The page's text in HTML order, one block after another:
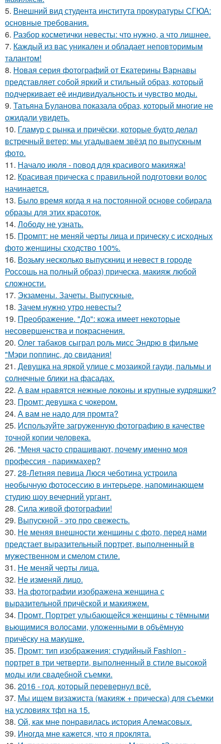
5. Внешний вид студента института прокуратуры СГЮА:
основные требования.
6. Разбор косметички невесты: что нужно, а что лишнее.
7. Каждый из вас уникален и обладает неповторимым
талантом!
8. Новая серия фотографий от Екатерины Варнавы
представляет собой яркий и стильный образ, который
подчеркивает её индивидуальность и чувство моды.
9. Татьяна Буланова показала образ, который многие не
ожидали увидеть.
10. Гламур с рынка и причёски, которые будто делал
встречный ветер: мы угадываем звёзд по выпускным
фото.
11. Начало июля - повод для красивого макияжа!
12. Красивая прическа с правильной подготовки волос
начинается.
13. Было время когда я на постоянной основе собирала
образы для этих красоток.
14. Лободу не узнать.
15. Промпт: не меняй черты лица и прическу с исходных
фото женщины сходство 100%.
16. Возьму несколько выпускниц и невест в городе
Россошь на полный образ) прическа, макияж любой
сложности.
17. Экзамены. Зачеты. Выпускные.
18. Зачем нужно утро невесты?
19. Преображение. "До": кожа имеет некоторые
несовершенства и покраснения.
20. Олег табаков сыграл роль мисс Эндрю в фильме
"Мэри поппинс, до свидания!
21. Девушка на яркой улице с мозаикой гауди, пальмы и
солнечные блики на фасадах.
22. А вам нравятся нежные локоны и крупные кудряшки?
23. Промт: девушка с чокером.
24. А вам не надо для промта?
25. Используйте загруженную фотографию в качестве
точной копии человека.
26. "Меня часто спрашивают, почему именно моя
профессия - парикмахер?
27. 28-Летняя певица Люся чеботина устроила
необычную фотосессию в интерьере, напоминающем
студию шоу вечерний ургант.
28. Сила живой фотографии!
29. Выпускной - это про свежесть.
30. Не меняя внешности женщины с фото, перед нами
предстает выразительный портрет, выполненный в
мужественном и смелом стиле.
31. Не меняй черты лица.
32. Не изменяй лицо.
33. На фотографии изображена женщина с
выразительной причёской и макияжем.
34. Промт. Портрет улыбающейся женщины с тёмными
вьющимися волосами, уложенными в объёмную
причёску на макушке.
35. Промт: тип изображения: студийный Fashion -
портрет в три четверти, выполненный в стиле высокой
моды или свадебной съемки.
36. 2016 - год, который перевернул всё.
37. Мы ищем визажиста (макияж + прическа) для съемки
на условиях тфп на 15.
38. Ой, как мне понравилась история Алемасовых.
39. Иногда мне кажется, что я проклята.